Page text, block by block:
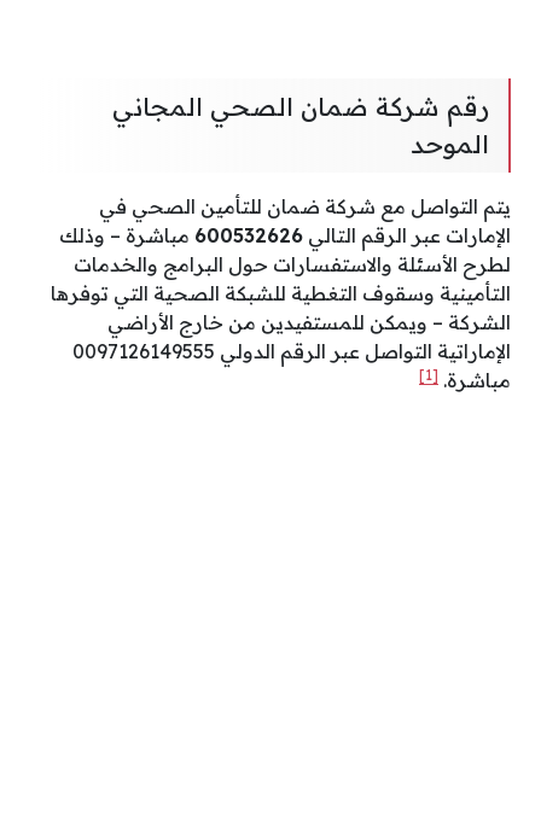
رقم شركة ضمان الصحي المجاني
الموحد
يتم التواصل مع شركة ضمان للتأمين الصحي في
الإمارات عبر الرقم التالي 600532626 مباشرة – وذلك
لطرح الأسئلة والاستفسارات حول البرامج والخدمات
التأمينية وسقوف التغطية للشبكة الصحية التي توفرها
الشركة – ويمكن للمستفيدين من خارج الأراضي
الإماراتية التواصل عبر الرقم الدولي 0097126149555
مباشرة. [1]